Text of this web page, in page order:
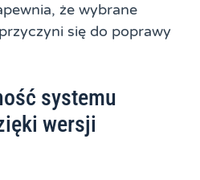
że wybrane
się do poprawy
systemu
wersji